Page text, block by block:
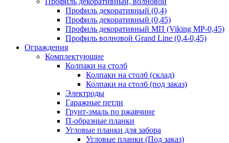
Профиль декоративный (0,4)
Профиль декоративный (0,45)
Профиль декоративный МП (Viking MP-0,45)
Профиль волновой Grand Line (0,4-0,45)
Ограждения
Комплектующие
Колпаки на столб
Колпаки на столб (склад)
Колпаки на столб (под заказ)
Электроды
Гаражные петли
Грунт-эмаль по ржавчине
П-образные планки
Угловые планки для забора
Угловые планки (Под заказ)